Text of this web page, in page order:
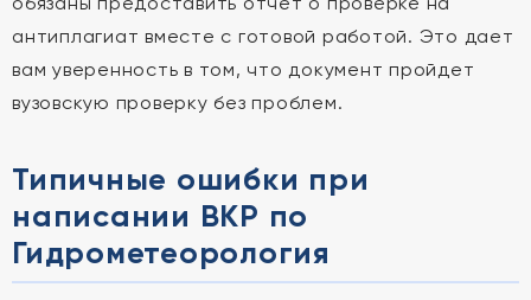
антиплагиат вместе с готовой работой. Это дает
вам уверенность в том, что документ пройдет
вузовскую проверку без проблем.
Типичные ошибки при
написании ВКР по
Гидрометеорология